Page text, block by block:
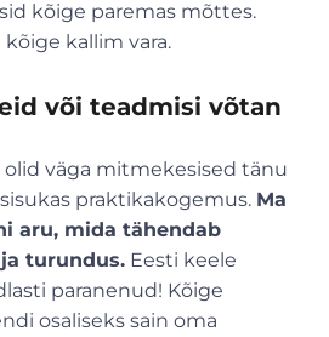
kõige paremas mõttes.
kallim vara.
või teadmisi võtan
väga mitmekesised tänu
praktikakogemus. Ma
aru, mida tähendab
turundus. Eesti keele
paranenud! Kõige
osaliseks sain oma